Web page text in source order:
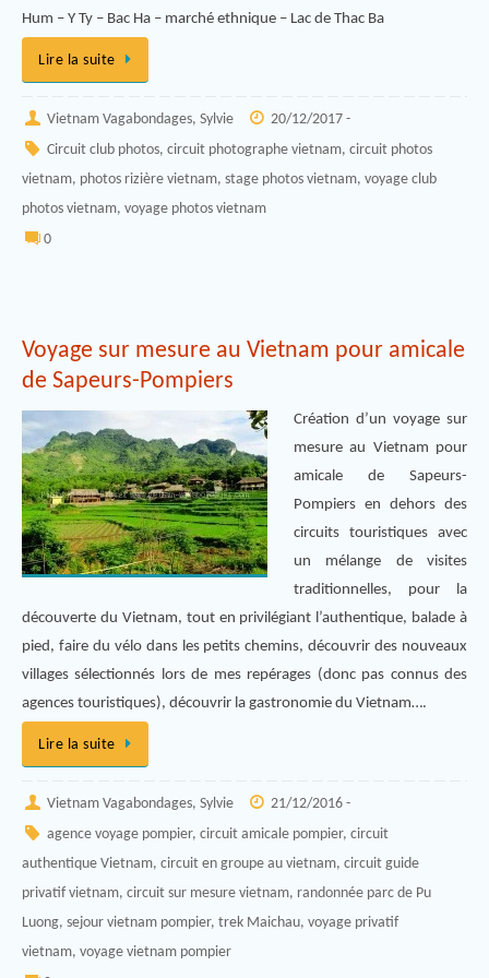
Hum – Y Ty – Bac Ha – marché ethnique – Lac de Thac Ba
Lire la suite
Vietnam Vagabondages, Sylvie 20/12/2017 -
Circuit club photos, circuit photographe vietnam, circuit photos
vietnam, photos rizière vietnam, stage photos vietnam, voyage club
photos vietnam, voyage photos vietnam
0
Voyage sur mesure au Vietnam pour amicale
de Sapeurs-Pompiers
Création d’un voyage sur
mesure au Vietnam pour
amicale de Sapeurs-
Pompiers en dehors des
circuits touristiques avec
un mélange de visites
traditionnelles, pour la
découverte du Vietnam, tout en privilégiant l’authentique, balade à
pied, faire du vélo dans les petits chemins, découvrir des nouveaux
villages sélectionnés lors de mes repérages (donc pas connus des
agences touristiques), découvrir la gastronomie du Vietnam….
Lire la suite
Vietnam Vagabondages, Sylvie 21/12/2016 -
agence voyage pompier, circuit amicale pompier, circuit
authentique Vietnam, circuit en groupe au vietnam, circuit guide
privatif vietnam, circuit sur mesure vietnam, randonnée parc de Pu
Luong, sejour vietnam pompier, trek Maichau, voyage privatif
vietnam, voyage vietnam pompier